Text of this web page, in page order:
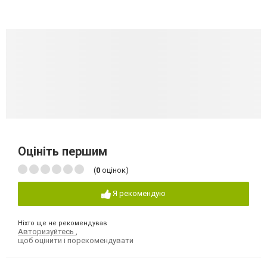
Оцініть першим
(0 оцінок)
Я рекомендую
Ніхто ще не рекомендував
Авторизуйтесь
щоб оцінити і порекомендувати